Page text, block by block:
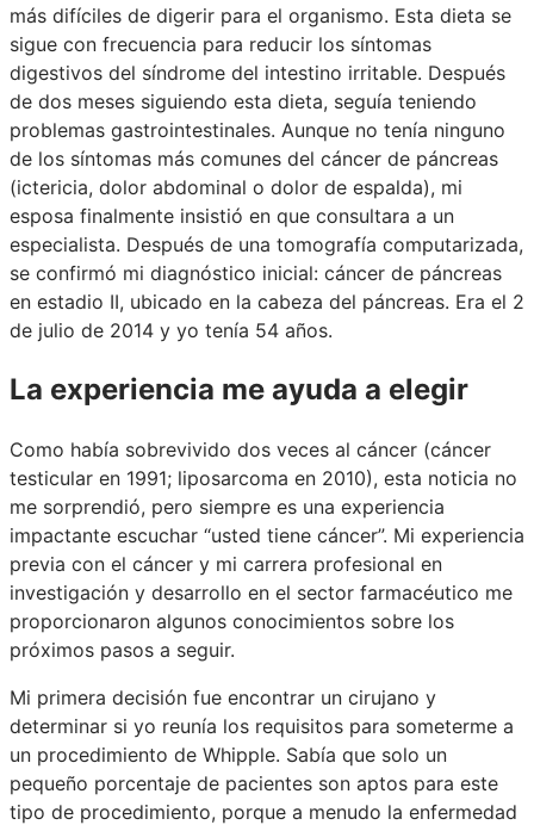
más difíciles de digerir para el organismo. Esta dieta se
sigue con frecuencia para reducir los síntomas
digestivos del síndrome del intestino irritable. Después
de dos meses siguiendo esta dieta, seguía teniendo
problemas gastrointestinales. Aunque no tenía ninguno
de los síntomas más comunes del cáncer de páncreas
(ictericia, dolor abdominal o dolor de espalda), mi
esposa finalmente insistió en que consultara a un
especialista. Después de una tomografía computarizada,
se confirmó mi diagnóstico inicial: cáncer de páncreas
en estadio II, ubicado en la cabeza del páncreas. Era el 2
de julio de 2014 y yo tenía 54 años.
La experiencia me ayuda a elegir
Como había sobrevivido dos veces al cáncer (cáncer
testicular en 1991; liposarcoma en 2010), esta noticia no
me sorprendió, pero siempre es una experiencia
impactante escuchar “usted tiene cáncer”. Mi experiencia
previa con el cáncer y mi carrera profesional en
investigación y desarrollo en el sector farmacéutico me
proporcionaron algunos conocimientos sobre los
próximos pasos a seguir.
Mi primera decisión fue encontrar un cirujano y
determinar si yo reunía los requisitos para someterme a
un procedimiento de Whipple. Sabía que solo un
pequeño porcentaje de pacientes son aptos para este
tipo de procedimiento, porque a menudo la enfermedad